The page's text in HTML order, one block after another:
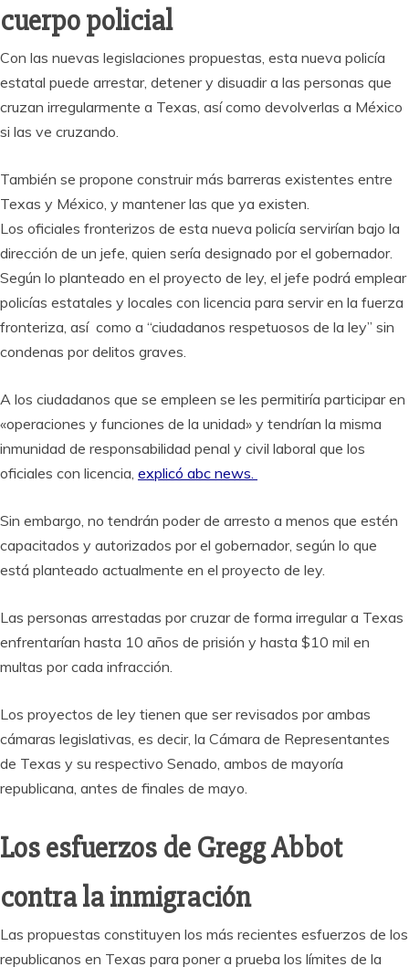
cuerpo policial
Con las nuevas legislaciones propuestas, esta nueva policía
estatal puede arrestar, detener y disuadir a las personas que
cruzan irregularmente a Texas, así como devolverlas a México
si las ve cruzando.
También se propone construir más barreras existentes entre
Texas y México, y mantener las que ya existen.
Los oficiales fronterizos de esta nueva policía servirían bajo la
dirección de un jefe, quien sería designado por el gobernador.
Según lo planteado en el proyecto de ley, el jefe podrá emplear
policías estatales y locales con licencia para servir en la fuerza
fronteriza, así como a “ciudadanos respetuosos de la ley” sin
condenas por delitos graves.
A los ciudadanos que se empleen se les permitiría participar en
«operaciones y funciones de la unidad» y tendrían la misma
inmunidad de responsabilidad penal y civil laboral que los
oficiales con licencia, explicó abc news.
Sin embargo, no tendrán poder de arresto a menos que estén
capacitados y autorizados por el gobernador, según lo que
está planteado actualmente en el proyecto de ley.
Las personas arrestadas por cruzar de forma irregular a Texas
enfrentarían hasta 10 años de prisión y hasta $10 mil en
multas por cada infracción.
Los proyectos de ley tienen que ser revisados por ambas
cámaras legislativas, es decir, la Cámara de Representantes
de Texas y su respectivo Senado, ambos de mayoría
republicana, antes de finales de mayo.
Los esfuerzos de Gregg Abbot
contra la inmigración
Las propuestas constituyen los más recientes esfuerzos de los
republicanos en Texas para poner a prueba los límites de la